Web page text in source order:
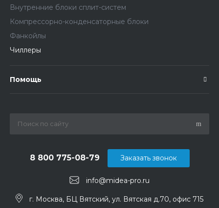
Внутренние блоки сплит-систем
Компрессорно-конденсаторные блоки
Фанкойлы
Чиллеры
Помощь
info@midea-pro.ru
8 800 775-08-79
г. Москва, БЦ Вятский, ул. Вятская д.70, офис 715
Заказать звонок